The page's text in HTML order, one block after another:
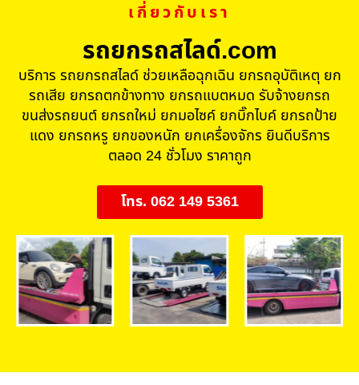
เกี่ยวกับเรา
รถยกรถสไลด์.com
บริการ รถยกรถสไลด์ ช่วยเหลือฉุกเฉิน ยกรถอุบัติเหตุ ยก
รถเสีย ยกรถตกข้างทาง ยกรถแบตหมด รับจ้างยกรถ
ขนส่งรถยนต์ ยกรถใหม่ ยกมอไซค์ ยกบิ๊กไบค์ ยกรถป้าย
แดง ยกรถหรู ยกของหนัก ยกเครื่องจักร ยินดีบริการ
ตลอด 24 ชั่วโมง ราคาถูก
โทร. 062 149 5361